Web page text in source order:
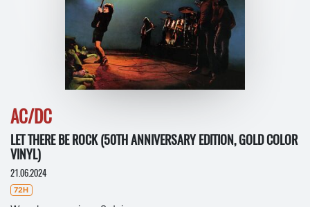
AC/DC
LET THERE BE ROCK (50TH ANNIVERSARY EDITION, GOLD COLOR
VINYL)
21.06.2024
72H